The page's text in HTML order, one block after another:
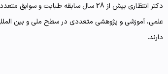
دکتر انتظاری بیش از 28 سال سابقه طبابت و سوابق متعدد
علمی، آموزشی و پژوهشی متعددی در سطح ملی و بین
دارند.